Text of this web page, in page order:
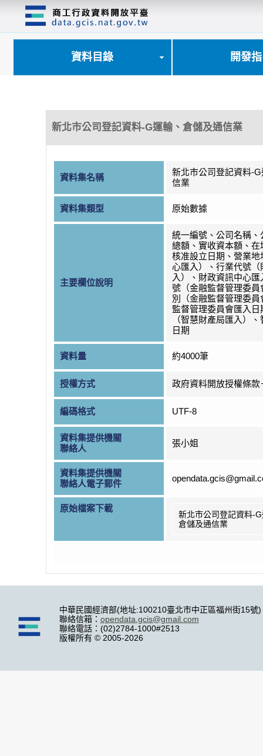
資料目錄 開發
新北市公司登記資料-G運輸、倉儲及通信業
資料集名稱
新北市公司登記資料-
信業
資料集類型 原始數據
主要欄位說明
統一編號、公司名稱、
總額、實收資本額、在
核准設立日期、營業地
心匯入）、行業代號（
入）、財政資訊中心
號（金融監督管理委員
別（金融監督管理委
監督管理委員會匯入日
（智慧財產局匯入）
日期
資料量 約4000筆
授權方式 政府資料開放授權條款
編碼格式 UTF-8
資料集提供機關
聯絡人
張小姐
資料集提供機關
聯絡人電子郵件
原始檔案下載
新北市公司登記資料-
倉儲及通信業
中華民國經濟部(地址:100210臺北市中正區福州街15號)
聯絡信箱： opendata.gcis@gmail.com
聯絡電話：(02)2784-1000#2513
版權所有 © 2005-2026